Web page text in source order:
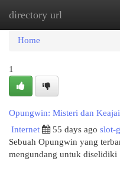
directory url
Home
Home
1
Opungwin: Misteri dan
Internet
55 days ago slot-
Sebuah Opungwin yang
mengundang untuk diselidiki